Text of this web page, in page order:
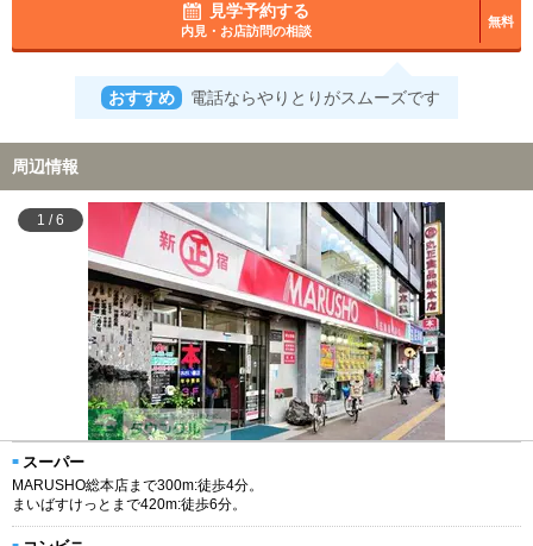
見学予約する
内見・お店訪問の相談
無料
おすすめ 電話ならやりとりがスムーズです
周辺情報
1 /6
スーパー
MARUSHO総本店まで300m:徒歩4分。
まいばすけっとまで420m:徒歩6分。